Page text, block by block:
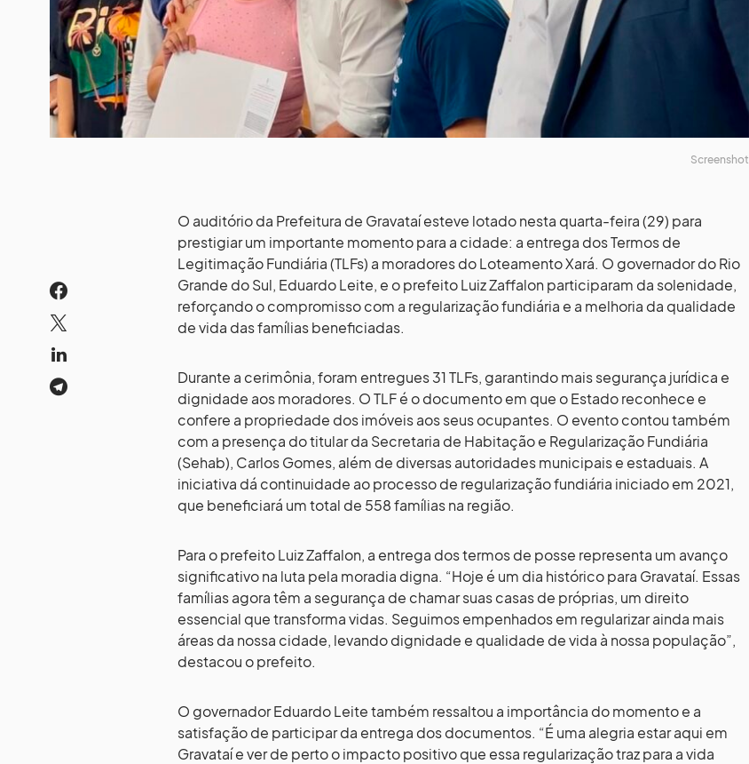
Screenshot
O auditório da Prefeitura de Gravataí esteve lotado nesta quarta-feira (29) para
prestigiar um importante momento para a cidade: a entrega dos Termos de
Legitimação Fundiária (TLFs) a moradores do Loteamento Xará. O governador do Rio
Grande do Sul, Eduardo Leite, e o prefeito Luiz Zaffalon participaram da solenidade,
reforçando o compromisso com a regularização fundiária e a melhoria da qualidade
de vida das famílias beneficiadas.
Durante a cerimônia, foram entregues 31 TLFs, garantindo mais segurança jurídica e
dignidade aos moradores. O TLF é o documento em que o Estado reconhece e
confere a propriedade dos imóveis aos seus ocupantes. O evento contou também
com a presença do titular da Secretaria de Habitação e Regularização Fundiária
(Sehab), Carlos Gomes, além de diversas autoridades municipais e estaduais. A
iniciativa dá continuidade ao processo de regularização fundiária iniciado em 2021,
que beneficiará um total de 558 famílias na região.
Para o prefeito Luiz Zaffalon, a entrega dos termos de posse representa um avanço
significativo na luta pela moradia digna. “Hoje é um dia histórico para Gravataí. Essas
famílias agora têm a segurança de chamar suas casas de próprias, um direito
essencial que transforma vidas. Seguimos empenhados em regularizar ainda mais
áreas da nossa cidade, levando dignidade e qualidade de vida à nossa população”,
destacou o prefeito.
O governador Eduardo Leite também ressaltou a importância do momento e a
satisfação de participar da entrega dos documentos. “É uma alegria estar aqui em
Gravataí e ver de perto o impacto positivo que essa regularização traz para a vida